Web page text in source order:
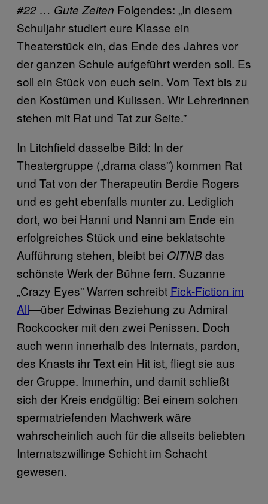
#22 … Gute Zeiten Folgendes: „In diesem
Schuljahr studiert eure Klasse ein
Theaterstück ein, das Ende des Jahres vor
der ganzen Schule aufgeführt werden soll. Es
soll ein Stück von euch sein. Vom Text bis zu
den Kostümen und Kulissen. Wir Lehrerinnen
stehen mit Rat und Tat zur Seite.”
In Litchfield dasselbe Bild: In der
Theatergruppe („drama class”) kommen Rat
und Tat von der Therapeutin Berdie Rogers
und es geht ebenfalls munter zu. Lediglich
dort, wo bei Hanni und Nanni am Ende ein
erfolgreiches Stück und eine beklatschte
Aufführung stehen, bleibt bei OITNBdas
schönste Werk der Bühne fern. Suzanne
„Crazy Eyes” Warren schreibt Fick-Fiction im
All—über Edwinas Beziehung zu Admiral
Rockcocker mit den zwei Penissen. Doch
auch wenn innerhalb des Internats, pardon,
des Knasts ihr Text ein Hit ist, fliegt sie aus
der Gruppe. Immerhin, und damit schließt
sich der Kreis endgültig: Bei einem solchen
spermatriefenden Machwerk wäre
wahrscheinlich auch für die allseits beliebten
Internatszwillinge Schicht im Schacht
gewesen.